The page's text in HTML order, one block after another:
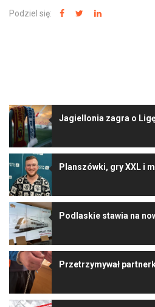
Podziel się:
Jagiellonia zagra o
Planszówki, gry XXL i
Podlaskie stawia na
Przetrzymywał